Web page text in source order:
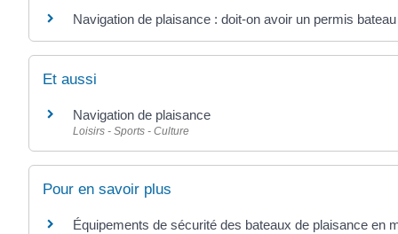
Navigation de plaisance : doit-on avoir un permis
Et aussi
Navigation de plaisance
Loisirs - Sports - Culture
Pour en savoir plus
Équipements de sécurité des bateaux de plaisance en